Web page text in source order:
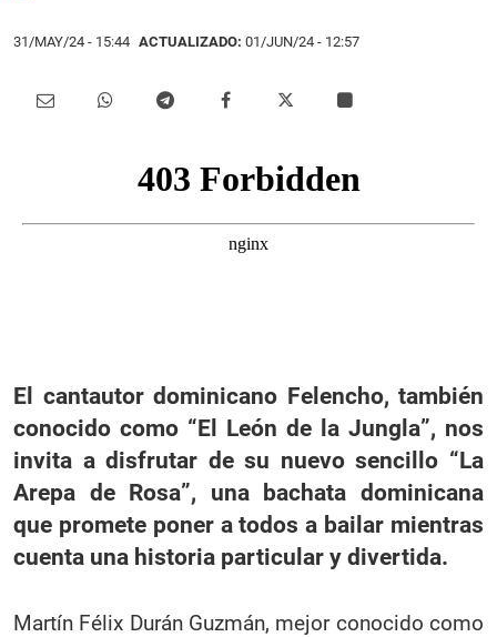
31/MAY/24 - 15:44 ACTUALIZADO: 01/JUN/24 - 12:57
El cantautor dominicano Felencho, también
conocido como “El León de la Jungla”, nos
invita a disfrutar de su nuevo sencillo “La
Arepa de Rosa”, una bachata dominicana
que promete poner a todos a bailar mientras
cuenta una historia particular y divertida.
Martín Félix Durán Guzmán, mejor conocido como